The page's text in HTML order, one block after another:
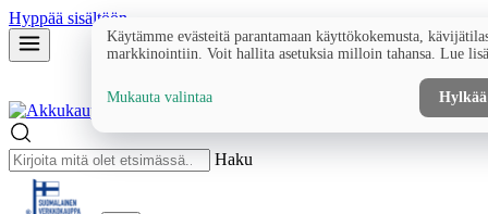
Hyppää sisältöön
Haku
Käytämme evästeitä parantamaan käyttökokemusta,
markkinointiin. Voit hallita asetuksia milloin tahansa. Lue
Mukauta valintaa Hylkää